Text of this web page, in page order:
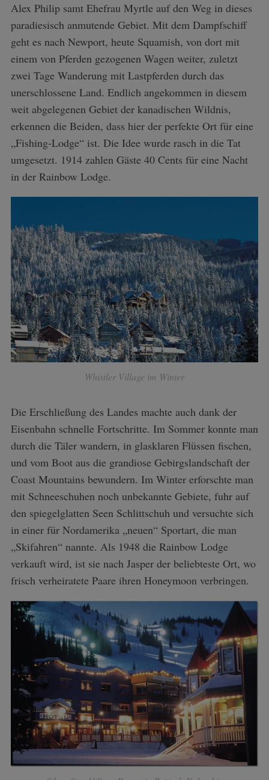
Alex Philip samt Ehefrau Myrtle auf den Weg in dieses
paradiesisch anmutende Gebiet. Mit dem Dampfschiff
geht es nach Newport, heute Squamish, von dort mit
einem von Pferden gezogenen Wagen weiter, zuletzt
zwei Tage Wanderung mit Lastpferden durch das
unerschlossene Land. Endlich angekommen in diesem
weit abgelegenen Gebiet der kanadischen Wildnis,
erkennen die Beiden, dass hier der perfekte Ort für eine
„Fishing-Lodge“ ist. Die Idee wurde rasch in die Tat
umgesetzt. 1914 zahlen Gäste 40 Cents für eine Nacht
in der Rainbow Lodge.
Whistler Village im Winter
Die Erschließung des Landes machte auch dank der
Eisenbahn schnelle Fortschritte. Im Sommer konnte man
durch die Täler wandern, in glasklaren Flüssen fischen,
und vom Boot aus die grandiose Gebirgslandschaft der
Coast Mountains bewundern. Im Winter erforschte man
mit Schneeschuhen noch unbekannte Gebiete, fuhr auf
den spiegelglatten Seen Schlittschuh und versuchte sich
in einer für Nordamerika „neuen“ Sportart, die man
„Skifahren“ nannte. Als 1948 die Rainbow Lodge
verkauft wird, ist sie nach Jasper der beliebteste Ort, wo
frisch verheiratete Paare ihren Honeymoon verbringen.